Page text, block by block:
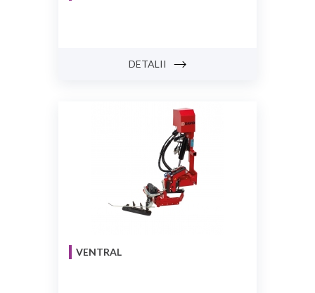
DETALII
VENTRAL